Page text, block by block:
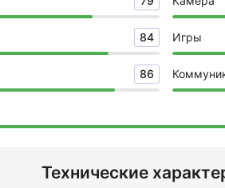
84 Игры
86
Технические